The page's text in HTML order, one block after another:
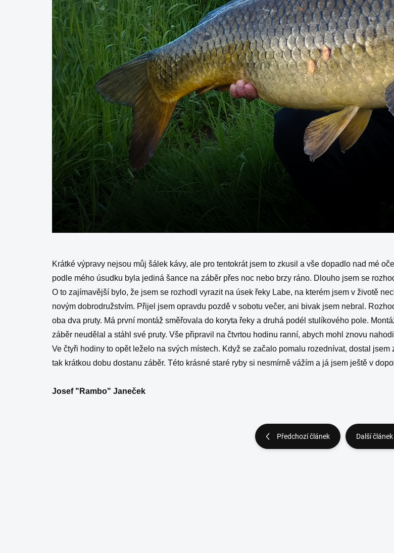
Krátké výpravy nejsou můj šálek kávy, ale pro tentokrát jsem to zkusil a vše dopadlo nad mé
podle mého úsudku byla jediná šance na záběr přes noc nebo brzy ráno. Dlouho jsem se
O to zajímavější bylo, že jsem se rozhodl vyrazit na úsek řeky Labe, na kterém jsem v životě
novým dobrodružstvím. Přijel jsem opravdu pozdě v sobotu večer, ani bivak jsem nebral.
oba dva pruty. Má první montáž směřovala do koryta řeky a druhá podél stulíkového pole.
záběr neudělal a stáhl své pruty. Vše připravil na čtvrtou hodinu ranní, abych mohl znovu
Ve čtyři hodiny to opět leželo na svých místech. Když se začalo pomalu rozednívat, dostal
tak krátkou dobu dostanu záběr. Této krásné staré ryby si nesmírně vážím a já jsem ještě v
Josef "Rambo" Janeček
Předchozí článek Další článek